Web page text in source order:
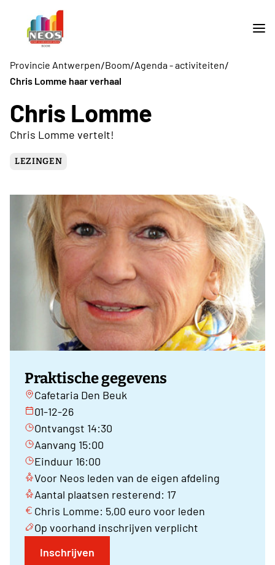
Provincie Antwerpen/Boom/Agenda - activiteiten/
Chris Lomme haar verhaal
Chris Lomme
Chris Lomme vertelt!
LEZINGEN
Praktische gegevens
Cafetaria Den Beuk
01-12-26
Ontvangst 14:30
Aanvang 15:00
Einduur 16:00
Voor Neos leden van de eigen afdeling
Aantal plaatsen resterend: 17
Chris Lomme: 5,00 euro voor leden
Op voorhand inschrijven verplicht
Inschrijven